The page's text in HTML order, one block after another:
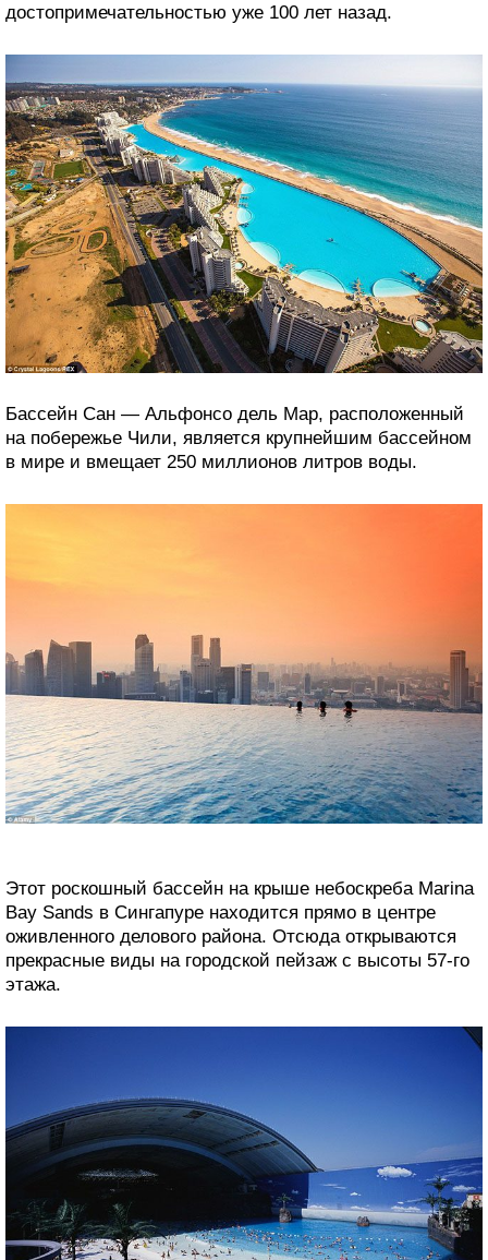
достопримечательностью уже 100 лет назад.
Бассейн Сан — Альфонсо дель Мар, расположенный
на побережье Чили, является крупнейшим бассейном
в мире и вмещает 250 миллионов литров воды.
Этот роскошный бассейн на крыше небоскреба Marina
Bay Sands в Сингапуре находится прямо в центре
оживленного делового района. Отсюда открываются
прекрасные виды на городской пейзаж с высоты 57-го
этажа.